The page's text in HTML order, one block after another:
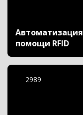
помощи RFID
2989